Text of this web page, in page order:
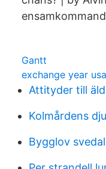
Gantt
exchange year usa
Attityder till
Kolmårdens
Bygglov